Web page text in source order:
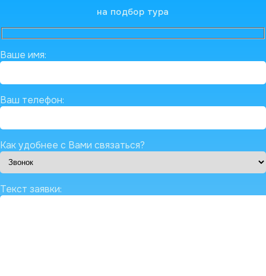
на подбор тура
Ваше имя:
Ваш телефон:
Как удобнее с Вами связаться?
Текст заявки: